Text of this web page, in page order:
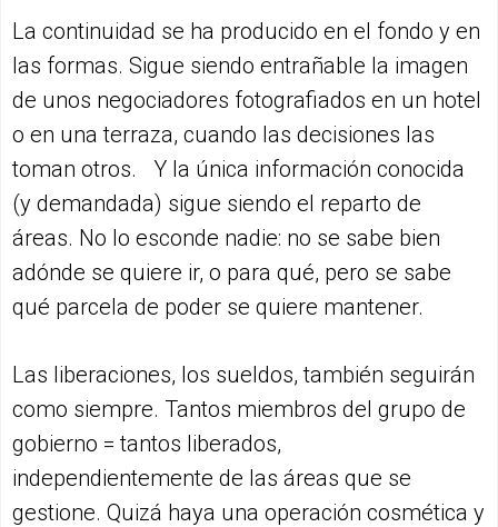
La continuidad se ha producido en el fondo y en
las formas. Sigue siendo entrañable la imagen
de unos negociadores fotografiados en un hotel
o en una terraza, cuando las decisiones las
toman otros. Y la única información conocida
(y demandada) sigue siendo el reparto de
áreas. No lo esconde nadie: no se sabe bien
adónde se quiere ir, o para qué, pero se sabe
qué parcela de poder se quiere mantener.
Las liberaciones, los sueldos, también seguirán
como siempre. Tantos miembros del grupo de
gobierno = tantos liberados,
independientemente de las áreas que se
gestione. Quizá haya una operación cosmética y